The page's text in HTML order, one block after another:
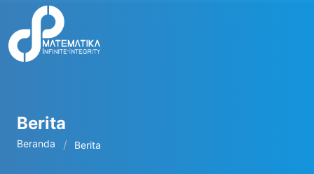
Berita
Beranda Berita